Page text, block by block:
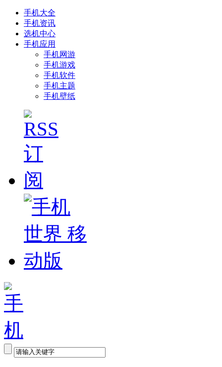
手机大全
手机资讯
选机中心
手机应用
手机网游
手机游戏
手机软件
手机主题
手机壁纸